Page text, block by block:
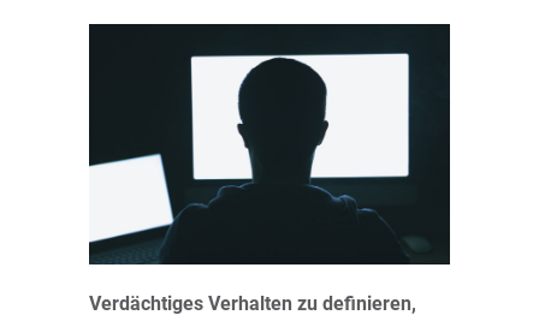
Verdächtiges Verhalten zu definieren,